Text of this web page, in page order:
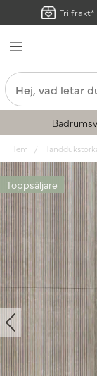
Fri
Hem
Toppsäljare